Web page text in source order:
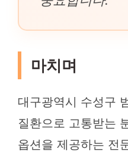
마치며
대구광역시 수성구
질환으로 고통받는
옵션을 제공하는 전